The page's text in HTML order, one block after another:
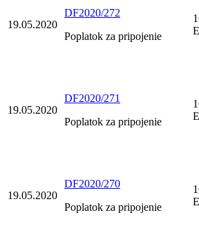
19.05.2020
DF2020/272
Poplatok za pripojenie
19.05.2020
DF2020/271
Poplatok za pripojenie
19.05.2020
DF2020/270
Poplatok za pripojenie